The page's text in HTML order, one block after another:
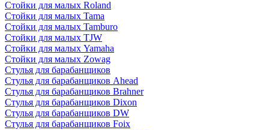
Стойки для малых Roland
Стойки для малых Tama
Стойки для малых Tamburo
Стойки для малых TJW
Стойки для малых Yamaha
Стойки для малых Zowag
Стулья для барабанщиков
Стулья для барабанщиков Ahead
Стулья для барабанщиков Brahner
Стулья для барабанщиков Dixon
Стулья для барабанщиков DW
Стулья для барабанщиков Foix